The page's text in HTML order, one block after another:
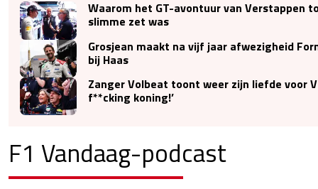
Waarom het GT-avontuur van Verstappen
slimme zet was
Grosjean maakt na vijf jaar afwezigheid
bij Haas
Zanger Volbeat toont weer zijn liefde voor
f**cking koning!’
F1 Vandaag-podcast